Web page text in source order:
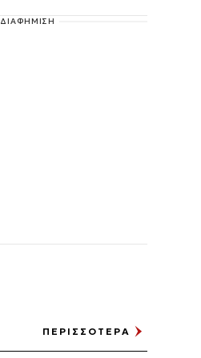
ΔΙΑΦΗΜΙΣΗ
ΠΕΡΙΣΣΟΤΕΡΑ